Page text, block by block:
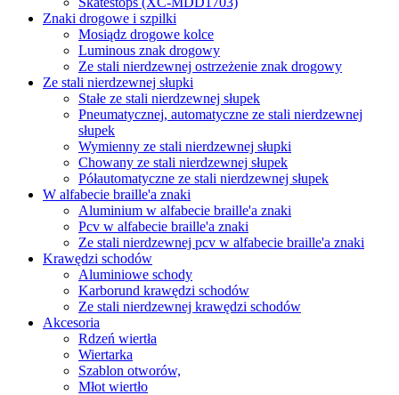
Znaki drogowe i szpilki
Mosiądz drogowe kolce
Luminous znak drogowy
Ze stali nierdzewnej ostrzeżenie znak drogowy
Ze stali nierdzewnej słupki
Stałe ze stali nierdzewnej słupek
Pneumatycznej, automatyczne ze stali nierdzewnej
słupek
Wymienny ze stali nierdzewnej słupki
Chowany ze stali nierdzewnej słupek
Półautomatyczne ze stali nierdzewnej słupek
W alfabecie braille'a znaki
Aluminium w alfabecie braille'a znaki
Pcv w alfabecie braille'a znaki
Ze stali nierdzewnej pcv w alfabecie braille'a znaki
Krawędzi schodów
Aluminiowe schody
Karborund krawędzi schodów
Ze stali nierdzewnej krawędzi schodów
Akcesoria
Rdzeń wiertła
Wiertarka
Szablon otworów,
Młot wiertło